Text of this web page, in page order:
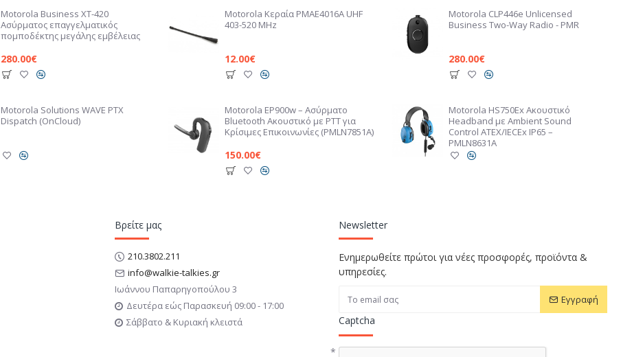
Motorola Business XT-420
Ασύρματος επαγγελματικός
πομποδέκτης μεγάλης εμβέλειας
280.00€
Motorola Κεραία PMAE4016A UHF
403-520 MHz
12.00€
Motorola CLP446e Unlicensed
Business Two-Way Radio - PMR
280.00€
Motorola Solutions WAVE PTX
Dispatch (OnCloud)
Motorola EP900w – Ασύρματο
Bluetooth Ακουστικό με PTT για
Κρίσιμες Επικοινωνίες (PMLN7851A)
150.00€
Motorola HS750Ex Ακουστικό
Headband με Ambient Sound
Control ATEX/IECEx IP65 –
PMLN8631A
Βρείτε μας
210.3802.211
info@walkie-talkies.gr
Ιωάννου Παπαρηγοπούλου 3
Δευτέρα εώς Παρασκευή 09:00 - 17:00
Σάββατο & Κυριακή κλειστά
Newsletter
Ενημερωθείτε πρώτοι για νέες προσφορές, προϊόντα &
υπηρεσίες.
Εγγραφή
Captcha